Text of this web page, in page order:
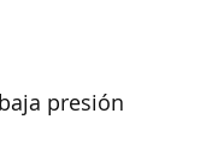
presión